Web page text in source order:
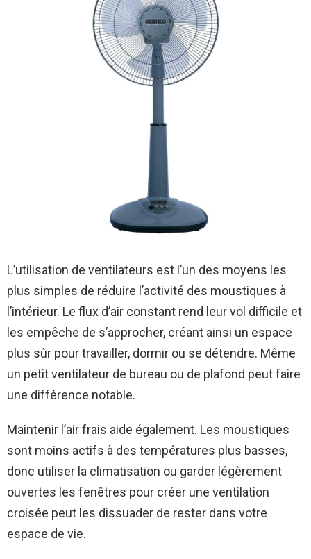
L’utilisation de ventilateurs est l’un des moyens les
plus simples de réduire l’activité des moustiques à
l’intérieur. Le flux d’air constant rend leur vol difficile et
les empêche de s’approcher, créant ainsi un espace
plus sûr pour travailler, dormir ou se détendre. Même
un petit ventilateur de bureau ou de plafond peut faire
une différence notable.
Maintenir l’air frais aide également. Les moustiques
sont moins actifs à des températures plus basses,
donc utiliser la climatisation ou garder légèrement
ouvertes les fenêtres pour créer une ventilation
croisée peut les dissuader de rester dans votre
espace de vie.